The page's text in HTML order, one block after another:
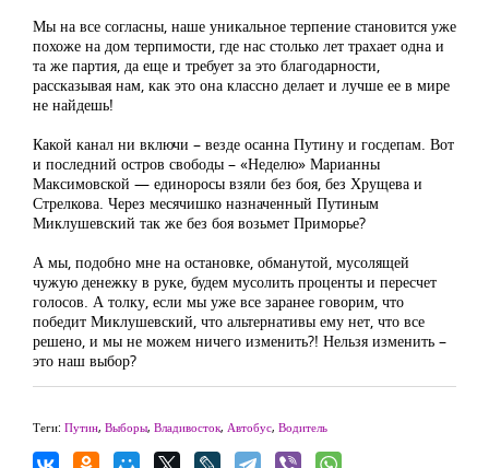
Мы на все согласны, наше уникальное терпение становится уже
похоже на дом терпимости, где нас столько лет трахает одна и
та же партия, да еще и требует за это благодарности,
рассказывая нам, как это она классно делает и лучше ее в мире
не найдешь!
Какой канал ни включи – везде осанна Путину и госдепам. Вот
и последний остров свободы – «Неделю» Марианны
Максимовской — единоросы взяли без боя, без Хрущева и
Стрелкова. Через месячишко назначенный Путиным
Миклушевский так же без боя возьмет Приморье?
А мы, подобно мне на остановке, обманутой, мусолящей
чужую денежку в руке, будем мусолить проценты и пересчет
голосов. А толку, если мы уже все заранее говорим, что
победит Миклушевский, что альтернативы ему нет, что все
решено, и мы не можем ничего изменить?! Нельзя изменить –
это наш выбор?
Теги: Путин, Выборы, Владивосток, Автобус, Водитель